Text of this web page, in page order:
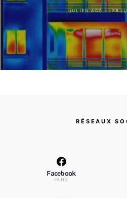
JULIEN AGZ 28
RÉSEAUX
Facebook
FANS